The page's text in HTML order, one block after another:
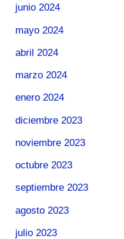
junio 2024
mayo 2024
abril 2024
marzo 2024
enero 2024
diciembre 2023
noviembre 2023
octubre 2023
septiembre 2023
agosto 2023
julio 2023